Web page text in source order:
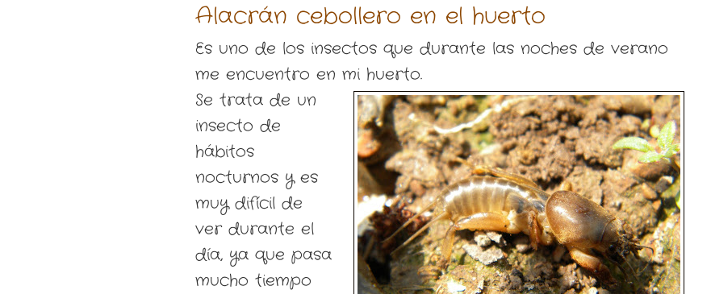
Alacrán cebollero en el huerto
Es uno de los insectos que durante las noches de verano
me encuentro en mi huerto.
Se trata de un
insecto de
hábitos
nocturnos y es
muy difícil de
ver durante el
día, ya que pasa
mucho tiempo